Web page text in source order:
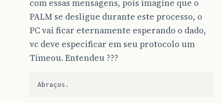
com essas mensagens, pois imagine que o
PALM se desligue durante este processo, o
PC vai ficar eternamente esperando o dado,
vc deve especificar em seu protocolo um
Timeou. Entendeu ???
Abraços .